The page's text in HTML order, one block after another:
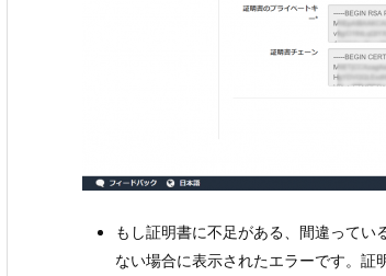
もし証明書に不足がある、間違って
ない場合に表示されたエラーです。証